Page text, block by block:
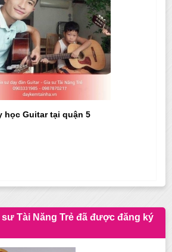
học Guitar tại quận 5
Tài Năng Trẻ đã được đăng ký